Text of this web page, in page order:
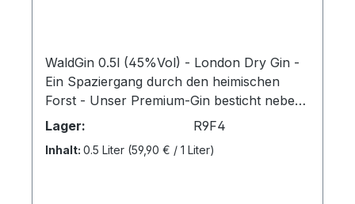
WaldGin 0.5l (45%Vol) - London Dry Gin -
Ein Spaziergang durch den heimischen
Forst - Unser Premium-Gin besticht neben
dem typischen Geschmack von edlen und
ausgereiften Wacholderbeeren vor allem
durch sein ausgewogenes Aromenspiel von
Lager: R9F4
Inhalt: 0.5 Liter (59,90 € / 1 Liter)